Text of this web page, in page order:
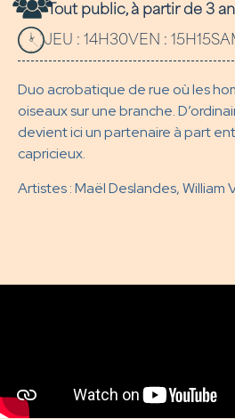
Tout public, à partir de 3
JEU : 14H30VEN : 15H15
Duo acrobatique de rue où les
oiseaux sur une branche.
devient ici un partenaire à part
capricieux.
Artistes : Maël Deslandes, William